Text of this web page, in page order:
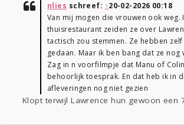
nlies schreef: ↑20-02-2026 00:18
Van mij mogen die vrouwen ook weg.
thuisrestaurant zeiden ze over
tactisch zou stemmen. Ze hebben
gedaan. Maar ik ben bang dat ze nog
Zag in n voorfilmpje dat Manu of
behoorlijk toesprak. En dat heb ik in
afleveringen nog niet gezien
Klopt terwijl Lawrence hun gewoon een